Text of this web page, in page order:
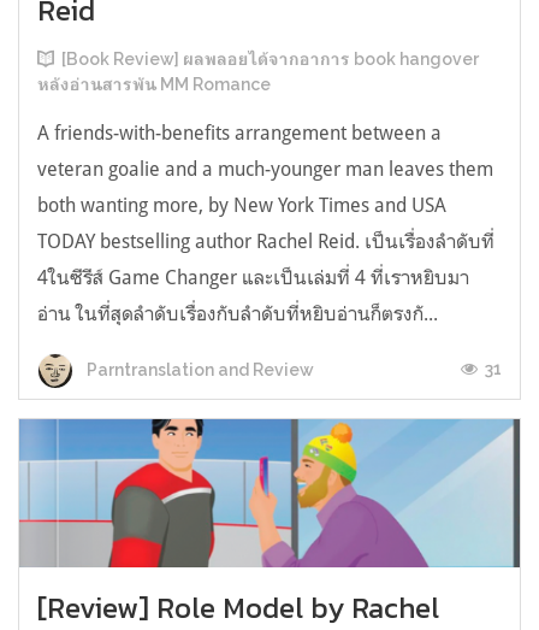
Reid
[Book Review] ผลพลอยได้จากอาการ book hangover
หลังอ่านสารพัน MM Romance
A friends-with-benefits arrangement between a
veteran goalie and a much-younger man leaves them
both wanting more, by New York Times and USA
TODAY bestselling author Rachel Reid. เป็นเรื่องลำดับที่
4ในซีรีส์ Game Changer และเป็นเล่มที่ 4 ที่เราหยิบมา
อ่าน ในที่สุดลำดับเรื่องกับลำดับที่หยิบอ่านก็ตรงกั...
Parntranslation and Review 31
[Review] Role Model by Rachel